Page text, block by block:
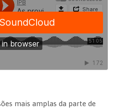
mais amplas da parte de